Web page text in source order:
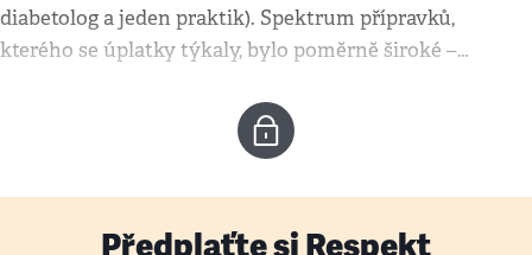
diabetolog a jeden praktik). Spektrum přípravků,
kterého se úplatky týkaly, bylo poměrně široké –…
Předplaťte si Respekt